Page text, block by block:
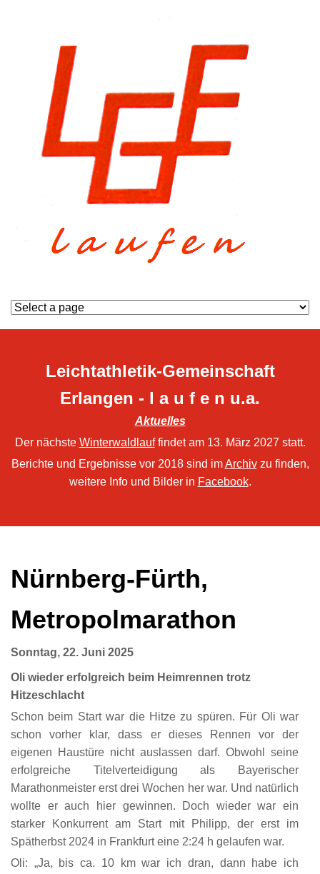
Leichtathletik-Gemeinschaft
Erlangen - l a u f e n u.a.
Aktuelles
Der nächste Winterwaldlauffindet am 13. März 2027 statt.
Berichte und Ergebnisse vor 2018 sind imArchivzu finden,
weitere Info und Bilder in Facebook.
Nürnberg-Fürth,
Metropolmarathon
Sonntag, 22. Juni 2025
Oli wieder erfolgreich beim Heimrennen trotz
Hitzeschlacht
Schon beim Start war die Hitze zu spüren. Für Oli war
schon vorher klar, dass er dieses Rennen vor der
eigenen Haustüre nicht auslassen darf. Obwohl seine
erfolgreiche Titelverteidigung als Bayerischer
Marathonmeister erst drei Wochen her war. Und natürlich
wollte er auch hier gewinnen. Doch wieder war ein
starker Konkurrent am Start mit Philipp, der erst im
Spätherbst 2024 in Frankfurt eine 2:24 h gelaufen war.
Oli: „Ja, bis ca. 10 km war ich dran, dann habe ich